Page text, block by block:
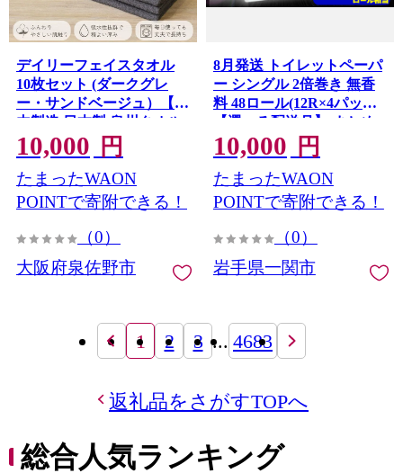
デイリーフェイスタオル
10枚セット (ダークグレ
ー・サンドベージュ）【国
内製造 日本製 泉州タオル
無地 吸水力 耐久性】
G4383
10,000 円
たまったWAON
POINTで寄附できる！
（0）
大阪府泉佐野市
8月発送 トイレットペーパ
ー シングル 2倍巻き 無香
料 48ロール(12R×4パック)
【選べる配送月】 まとめ
買い 大容量 日用品 生活必
需品 備蓄 再生紙 人気 おす
すめ ランキング 送料無料
岩手県 一関市 といれっと
10,000 円
たまったWAON
POINTで寄附できる！
（0）
岩手県一関市
1 2 3 ... 4683
返礼品をさがすTOPへ
総合人気ランキング